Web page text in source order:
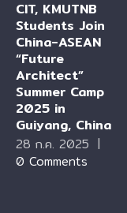
CIT, KMUTNB
Students Join
China-ASEAN
“Future
Architect”
Summer Camp
2025 in
Guiyang, China
28 ก.ค. 2025 |
0 Comments